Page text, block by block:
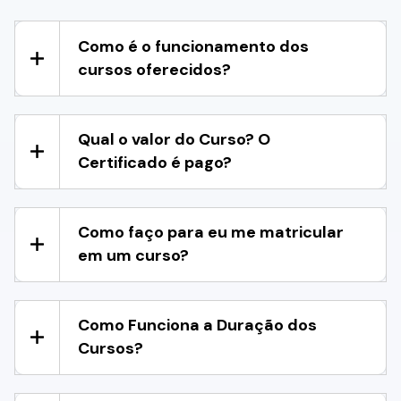
Como é o funcionamento dos
cursos oferecidos?
Qual o valor do Curso? O
Certificado é pago?
Como faço para eu me matricular
em um curso?
Como Funciona a Duração dos
Cursos?